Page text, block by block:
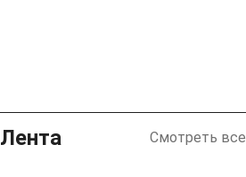
Лента Смотреть все